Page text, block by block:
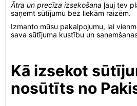
Ātra un precīza izsekošana ļauj tev
saņemt sūtījumu bez liekām raizēm.
Izmanto mūsu pakalpojumu, lai
sava sūtījuma kustību un
Kā izsekot
nosūtīts no